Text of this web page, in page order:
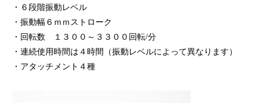
・６段階振動レベル
・振動幅６ｍｍストローク
・回転数 １３００～３３００回転/分
・連続使用時間は４時間（振動レベルによって異なります）
・アタッチメント４種